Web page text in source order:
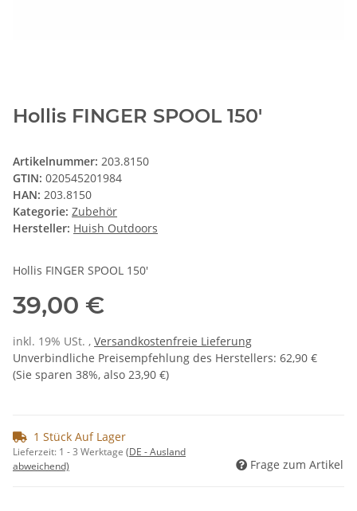
Hollis FINGER SPOOL 150'
Artikelnummer: 203.8150
GTIN: 020545201984
HAN: 203.8150
Kategorie: Zubehör
Hersteller: Huish Outdoors
Hollis FINGER SPOOL 150'
39,00 €
inkl. 19% USt. , Versandkostenfreie Lieferung
Unverbindliche Preisempfehlung des Herstellers: 62,90 €
(Sie sparen 38%, also 23,90 €)
1 Stück Auf Lager
Lieferzeit: 1 - 3 Werktage (DE - Ausland
abweichend)
Frage zum Artikel